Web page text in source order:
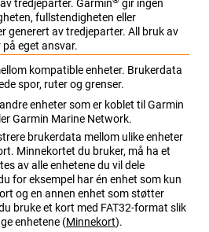
tredjeparter. Garmin
gir ingen
fullstendigheten eller
generert av tredjeparter. All bruk av
eget ansvar.
kompatible enheter. Brukerdata
spor, ruter og grenser.
enheter som er koblet til Garmin
Garmin Marine Network.
brukerdata mellom ulike enheter
Minnekortet du bruker, må ha et
av alle enhetene du vil dele
for eksempel har én enhet som kun
og en annen enhet som støtter
bruke et kort med FAT32-format slik
enhetene (Minnekort).